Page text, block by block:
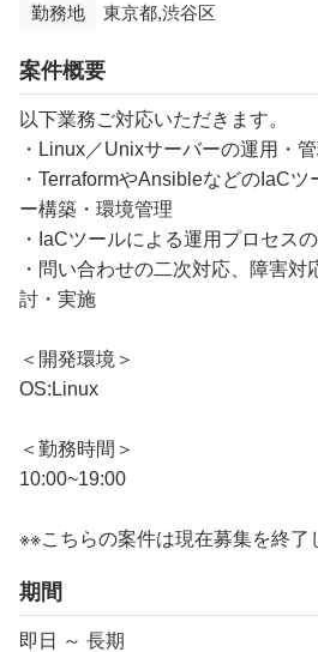
勤務地 東京都,渋谷区
案件概要
以下業務ご対応いただきます。
・Linux／Unixサーバーの運用・
・TerraformやAnsibleなどのIaC
ー構築・環境管理
・IaCツールによる運用プロセス
・問い合わせの二次対応、障害
討・実施
＜開発環境＞
OS:Linux
＜勤務時間＞
10:00~19:00
※※こちらの案件は現在募集を終了
期間
即日 ～ 長期